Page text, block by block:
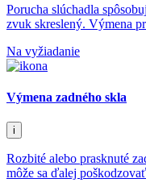
Porucha slúchadla
zvuk skreslený. Výmena
Na vyžiadanie
Výmena zadného skla
i
Rozbité alebo prasknuté
môže sa ďalej